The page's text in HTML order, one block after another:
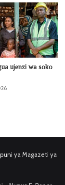
ujenzi wa soko
ya Magazeti ya